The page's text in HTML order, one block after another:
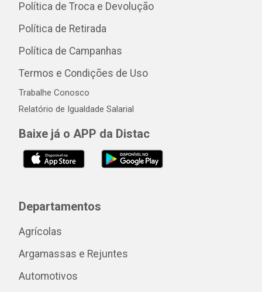
Política de Troca e Devolução
Política de Retirada
Política de Campanhas
Termos e Condições de Uso
Trabalhe Conosco
Relatório de Igualdade Salarial
Baixe já o APP da Distac
Departamentos
Agrícolas
Argamassas e Rejuntes
Automotivos